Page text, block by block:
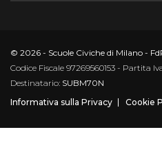
© 2026 - Scuole Civiche di Milano -
Codice Fiscale 97269560153 - Partita
Destinatario: SUBM70N
Informativa sulla Privacy
Cookie